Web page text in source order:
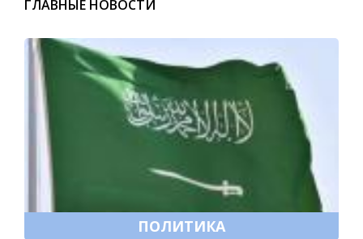
ГЛАВНЫЕ НОВОСТИ
ПОЛИТИКА